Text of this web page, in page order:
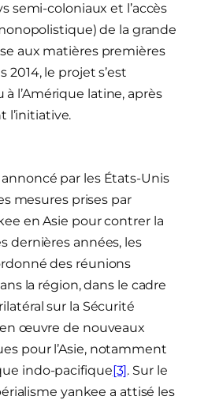
semi-coloniaux et l’accès
de la grande
aux matières premières
2014, le projet s’est
l’Amérique latine, après
l’initiative.
par les États-Unis
mesures prises par
en Asie pour contrer la
dernières années, les
des réunions
la région, dans le cadre
sur la Sécurité
œuvre de nouveaux
pour l’Asie, notamment
indo-pacifique[3]. Sur le
yankee a attisé les